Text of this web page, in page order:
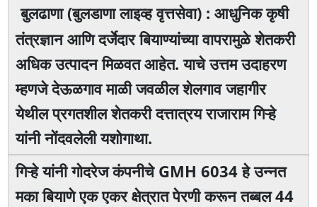
बुलढाणा (बुलडाणा लाइव्ह वृत्तसेवा) : आधुनिक कृषी
तंत्रज्ञान आणि दर्जेदार बियाण्यांच्या वापरामुळे शेतकरी
अधिक उत्पादन मिळवत आहेत. याचे उत्तम उदाहरण
म्हणजे देऊळगाव माळी जवळील शेलगाव जहागीर
येथील प्रगतशील शेतकरी दत्तात्रय राजाराम गिऱ्हे
यांनी नोंदवलेली यशोगाथा.
गिऱ्हे यांनी गोदरेज कंपनीचे GMH 6034 हे उन्नत
मका बियाणे एक एकर क्षेत्रात पेरणी करून तब्बल 44